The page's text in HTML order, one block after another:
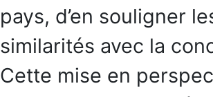
pays, d’en souligner
similarités avec la
Cette mise en